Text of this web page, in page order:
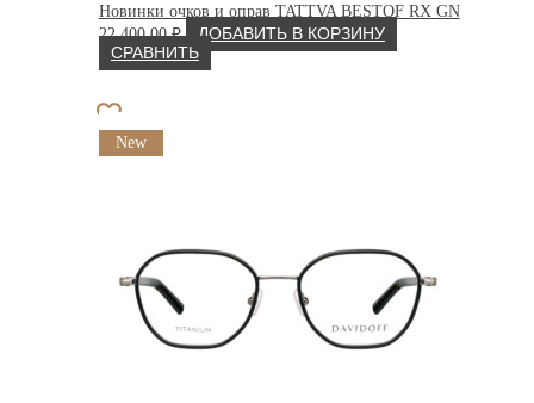
Новинки очков и оправ TATTVA BESTOF RX GN
22 400.00₽
ДОБАВИТЬ В КОРЗИНУ
СРАВНИТЬ
New